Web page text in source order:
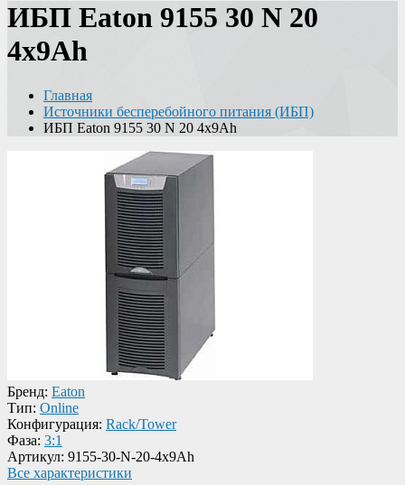
ИБП Eaton 9155 30 N 20
4x9Ah
Главная
Источники бесперебойного питания (ИБП)
ИБП Eaton 9155 30 N 20 4x9Ah
Бренд: Eaton
Тип: Online
Конфигурация: Rack/Tower
Фаза: 3:1
Артикул: 9155-30-N-20-4x9Ah
Все характеристики